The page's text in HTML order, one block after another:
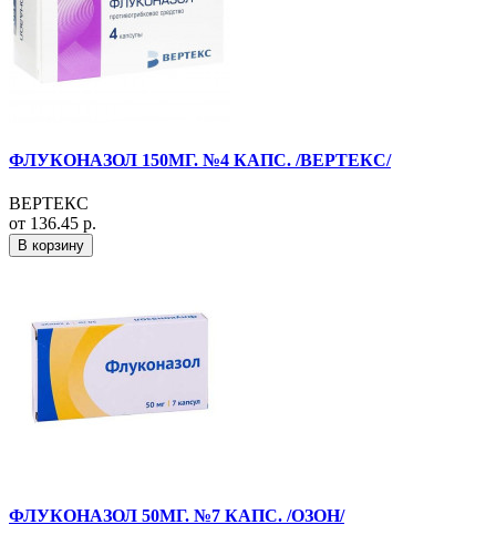
ФЛУКОНАЗОЛ 150МГ. №4 КАПС. /ВЕРТЕКС/
ВЕРТЕКС
от 136.45 р.
В корзину
ФЛУКОНАЗОЛ 50МГ. №7 КАПС. /ОЗОН/